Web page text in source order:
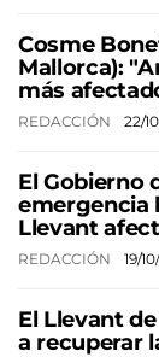
Cosme
Mallorca):
más
REDACCIÓN 22/
El Gobierno
emergencia
Llevant
REDACCIÓN 19/
El Llevant
a recuperar